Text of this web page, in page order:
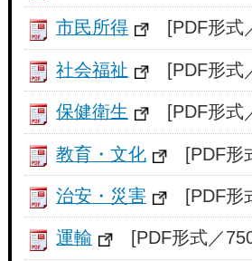
市民所得 [PDF形式
社会福祉 [PDF形式
保健衛生 [PDF形式
教育・文化 [PDF形
治安・災害 [PDF形
運輸 [PDF形式／